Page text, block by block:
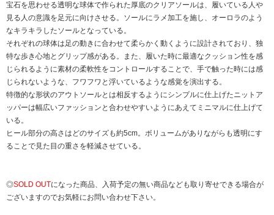
宝石を思わせる透明な球体で作られた厚底のクリアソールは、履いている人や
見る人の意識を足元に向けさせる。ソールにラメ加工を施し、オーロラのよう
なキラキラしたソールとなっている。
それぞれの球体は足の動きに合わせて柔らかく動くように設計されており、独
特な歩き心地とグリップ感がある。また、履いた時に最適なクッション性を感
じられるように素材の柔軟性をコントロールすることで、手で触った時には感
じられないような、フワフワと浮いているような感覚を演出する。
特徴的な形状のアウトソールとは相反するようにシンプルに仕上げたニットア
ッパーは幅広いファッションと合わせやすいようにあえてミニマルに仕上げて
いる。
ヒール部分の高さはどのサイズも約5cm。ボリュームがありながらも透明にす
ることで見た目の重さを軽減させている。
◎SOLD OUTになった商品、入荷予定の無い商品なども取り寄せできる場合が
ございますのでお気軽にお問い合わせ下さい。